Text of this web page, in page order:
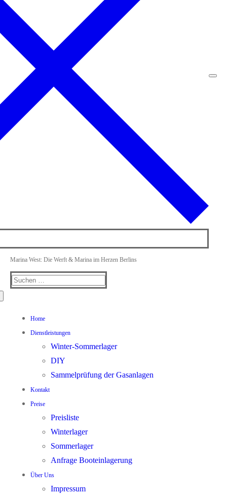
Marina West: Die Werft & Marina im Herzen Berlins
Suchen
Home
Dienstleistungen
Winter-Sommerlager
DIY
Sammelprüfung der Gasanlagen
Kontakt
Preise
Preisliste
Winterlager
Sommerlager
Anfrage Booteinlagerung
Über Uns
Impressum